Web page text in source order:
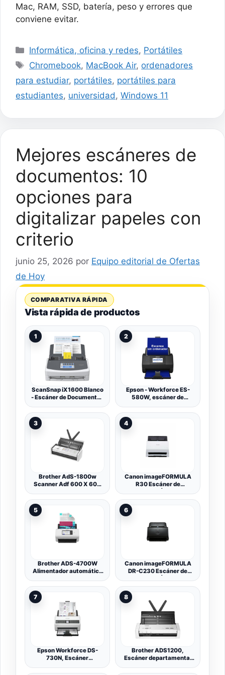
Mac, RAM, SSD, batería, peso y errores que
conviene evitar.
Categorías
Informática, oficina y redes, Portátiles
Etiquetas
Chromebook, MacBook Air, ordenadores
para estudiar, portátiles, portátiles para
estudiantes, universidad , Windows 11
Mejores escáneres de
documentos: 10
opciones para
digitalizar papeles con
criterio
junio 25, 2026 por Equipo editorial de Ofertas
de Hoy
COMPARATIVA RÁPIDA
Vista rápida de productos
1
ScanSnap iX1600 Blanco
- Escáner de Documentos
Doble Cara, WiFi, Pantalla
táctil ADF, USB 3.2
2
Epson - Workforce ES-
580W, escáner de
páginas o 70 fotogramas
por Minuto, hasta A4,
escaneo a Doble Cara de
una Sola Vez, orientación
automática)
3
Brother AdS-1800w
Scanner Adf 600 X 600
1800w Compact/port Doc
Scnr - 30ppm 600dpi
48bit UsB-C Wht)
4
Canon imageFORMULA
R30 Escáner de
Doble Cara con USB en
Alimentador de 60 Hojas |
Configuración fácil con el
Software Canon
CaptureOnTouch Lite |
5
Brother ADS-4700W
Alimentador automático
de Hojas 600 x 600 dpi A4
6
Canon imageFORMULA
DR-C230 Escáner de
Doble Cara con USB en
Alimentador automático
de 60 Hojas | hasta 30
pág por min | Incluye
Software Canon
CaptureOnTouch
7
Epson Workforce DS-
730N, Escáner
Color A4, USB y Ethernet,
8
Brother ADS1200,
Escáner departamental
ranura para tarjetas,